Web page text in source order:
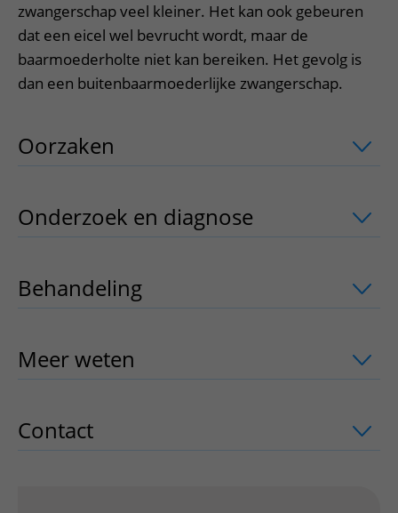
Het Wilhelmina Kinderziekenhuis
zwangerschap veel kleiner. Het kan ook gebeuren
dat een eicel wel bevrucht wordt, maar de
baarmoederholte niet kan bereiken. Het gevolg is
dan een buitenbaarmoederlijke zwangerschap.
Oorzaken uitklapper, klik om te
Onderzoek en diagnose uitklapper,
Behandeling uitklapper, klik om te
Meer weten uitklapper, klik om te
Contact uitklapper, klik om te openen